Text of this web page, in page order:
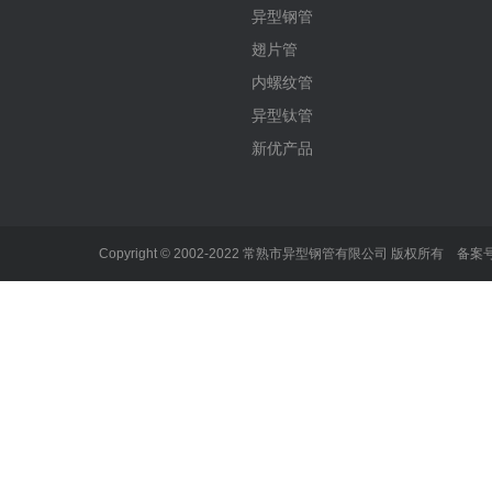
异型钢管
翅片管
内螺纹管
异型钛管
新优产品
Copyright © 2002-2022 常熟市异型钢管有限公司 版权所有 备案